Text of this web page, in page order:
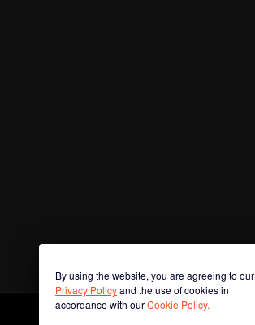
By using the website, you are agreeing to our
Privacy Policyand the use of cookies in
accordance with ourCookie Policy.